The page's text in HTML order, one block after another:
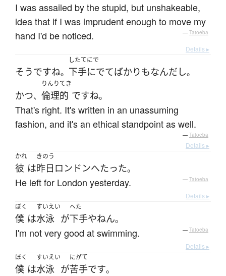
I was assailed by the stupid, but unshakeable,
idea that if I was imprudent enough to move my
hand I'd be noticed.
— Tatoeba
Details ▸
そうですね。
したてにで
下手にでてばかりもなんだ し。
かつ、
りんりてき
倫理的 ですね。
That's right. It's written in an unassuming
fashion, and it's an ethical standpoint as well.
— Tatoeba
Details ▸
かれ
彼 は
きのう
昨日 ロンドンへたった。
He left for London yesterday. — Tatoeba
Details ▸
ぼく
僕 は
すいえい
水泳 が
へた
下手やねん。
I'm not very good at swimming. — Tatoeba
Details ▸
ぼく
僕 は
すいえい
水泳 が
にがて
苦手です。